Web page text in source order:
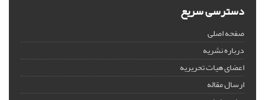
دسترسی سریع
صفحه اصلی
درباره نشریه
اعضای هیات تحریریه
ارسال مقاله